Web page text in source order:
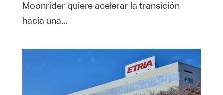
Moonrider quiere acelerar la transición
hacia una...